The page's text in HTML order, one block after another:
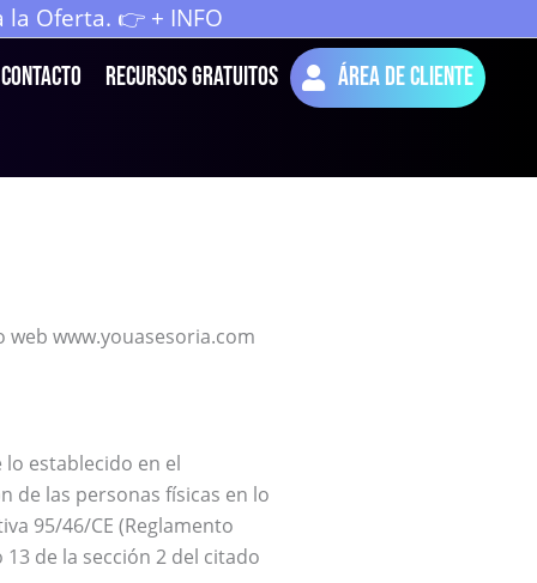
Oferta. 👉 + INFO
Contacto Recursos Gratuitos
Área de cliente
www.youasesoria.com
establecido en el
de las personas físicas en lo
95/46/CE (Reglamento
de la sección 2 del citado